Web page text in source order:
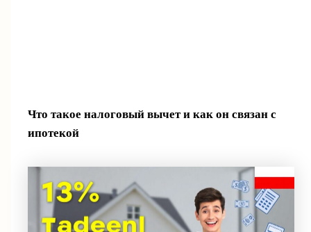
Что такое налоговый вычет и как он связан с
ипотекой